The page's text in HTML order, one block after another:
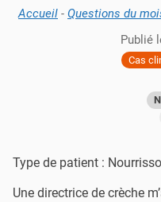
Accueil - Questions du
Publié
Cas
Type de patient :
Une directrice de crèche